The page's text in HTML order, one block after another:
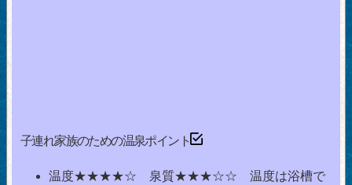
子連れ家族のための温泉ポイント
温度★★★★☆ 泉質★★★☆☆ 温度は浴槽で